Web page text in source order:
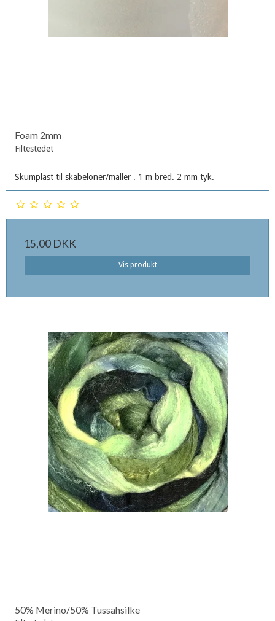
Foam 2mm
Filtestedet
Skumplast til skabeloner/maller . 1 m bred. 2 mm tyk.
15,00 DKK
Vis produkt
50% Merino/50% Tussahsilke